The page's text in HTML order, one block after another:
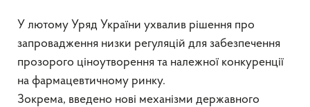
У лютому Уряд України ухвалив рішення про
запровадження низки регуляцій для забезпечення
прозорого ціноутворення та належної конкуренції
на фармацевтичному ринку.
Зокрема, введено нові механізми державного